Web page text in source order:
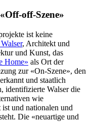
off-Szene»
ist keine
, Architekt und
und Kunst, das
Home» als Ort der
zur «On-Szene», den
und staatlich
identifizierte Walser die
wie
und nationalen und
Die «neuartige und